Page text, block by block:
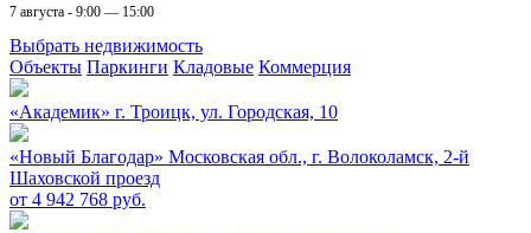
7 августа - 9:00 — 15:00
Выбрать недвижимость
Объекты Паркинги Кладовые Коммерция
«Академик» г. Троицк, ул. Городская, 10
«Новый Благодар» Московская обл., г. Волоколамск, 2-й
Шаховской проезд
от 4 942 768 руб.